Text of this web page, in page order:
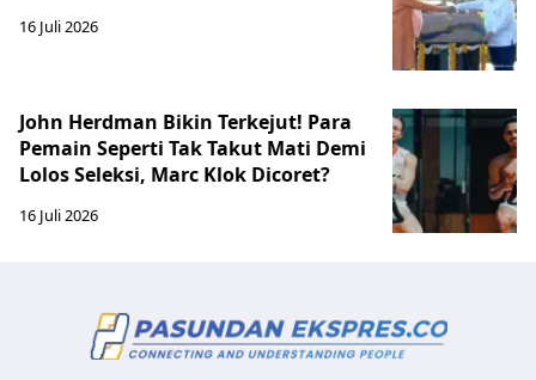
16 Juli 2026
John Herdman Bikin Terkejut! Para
Pemain Seperti Tak Takut Mati Demi
Lolos Seleksi, Marc Klok Dicoret?
16 Juli 2026